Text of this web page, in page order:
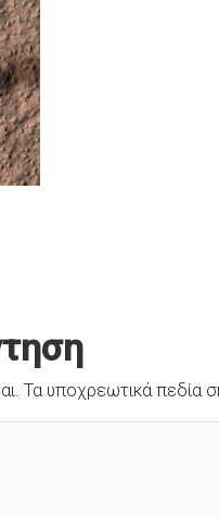
Τα υποχρεωτικά πεδία